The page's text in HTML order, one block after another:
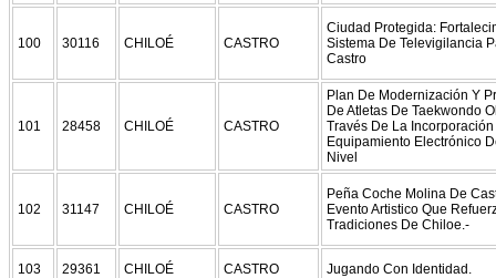
100 30116 CHILOÉ CASTRO
Ciudad Protegida:
Sistema De Televigilancia
Castro
101 28458 CHILOÉ CASTRO
Plan De Modernización Y
De Atletas De Taekwondo
Través De La
Equipamiento Electrónico
Nivel
102 31147 CHILOÉ CASTRO
Peña Coche Molina De
Evento Artistico Que
Tradiciones De Chiloe.-
103 29361 CHILOÉ CASTRO Jugando Con Identidad.